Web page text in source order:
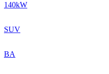
140kW
SUV
BA